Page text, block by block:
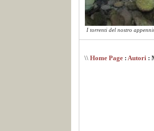
I torrenti del nostro
\\ Home Page : Autori :